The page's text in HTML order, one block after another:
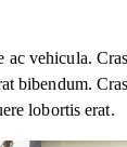
ac vehicula.
bibendum.
lobortis erat.